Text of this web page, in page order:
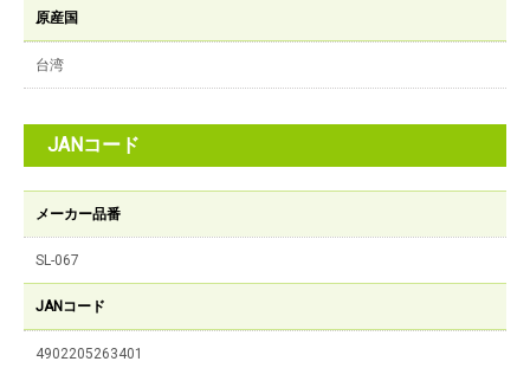
原産国
台湾
JANコード
メーカー品番
SL-067
JANコード
4902205263401